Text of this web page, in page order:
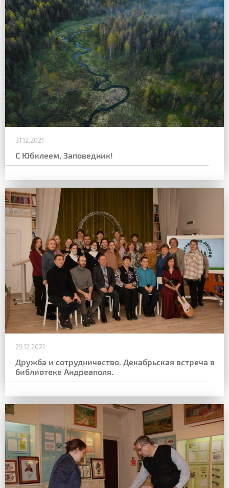
31.12.2021
С Юбилеем, Заповедник!
29.12.2021
Дружба и сотрудничество. Декабрьская встреча в
библиотеке Андреаполя.